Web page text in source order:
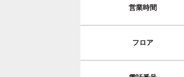
営業時間
フロア